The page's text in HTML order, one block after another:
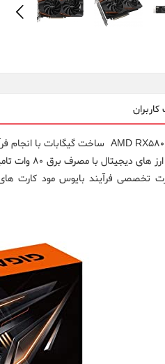
جهت استخراج
تخصصی فرآیند بایوس مود کارت های